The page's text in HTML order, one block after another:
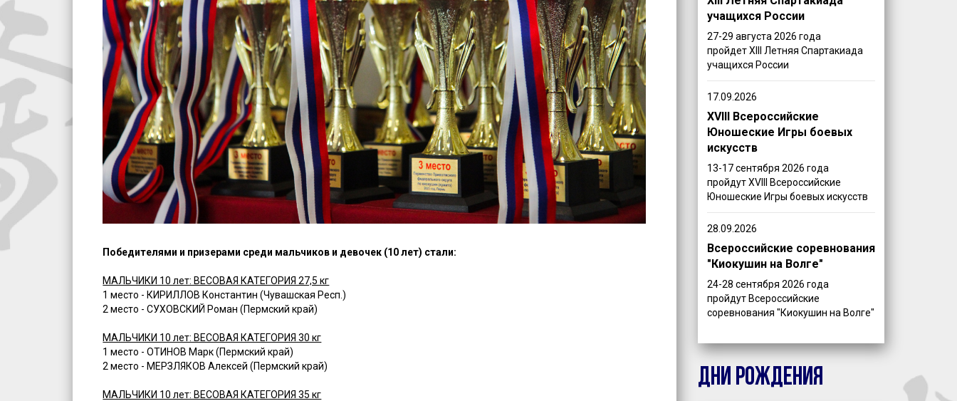
Победителями и призерами среди мальчиков и девочек (10 лет) стали:
МАЛЬЧИКИ 10 лет: ВЕСОВАЯ КАТЕГОРИЯ 27,5 кг
1 место - КИРИЛЛОВ Константин (Чувашская Респ.)
2 место - СУХОВСКИЙ Роман (Пермский край)
МАЛЬЧИКИ 10 лет: ВЕСОВАЯ КАТЕГОРИЯ 30 кг
1 место - ОТИНОВ Марк (Пермский край)
2 место - МЕРЗЛЯКОВ Алексей (Пермский край)
МАЛЬЧИКИ 10 лет: ВЕСОВАЯ КАТЕГОРИЯ 35 кг
учащихся России
27-29 августа 2026 года
пройдет XIII Летняя Спартакиада
учащихся России
17.09.2026
XVIII Всероссийские
Юношеские Игры боевых
искусств
13-17 сентября 2026 года
пройдут XVIII Всероссийские
Юношеские Игры боевых искусств
28.09.2026
Всероссийские соревнования
"Киокушин на Волге"
24-28 сентября 2026 года
пройдут Всероссийские
соревнования "Киокушин на Волге"
ДНИ РОЖДЕНИЯ